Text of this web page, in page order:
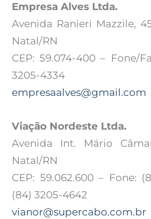
Empresa Alves Ltda.
Avenida Ranieri Mazzile,
Natal/RN
CEP: 59.074-400 – Fone/
3205-4334
empresaalves@gmail.com
Viação Nordeste Ltda.
Avenida Int. Mário
Natal/RN
CEP: 59.062.600 – Fone:
(84) 3205-4642
vianor@supercabo.com.br